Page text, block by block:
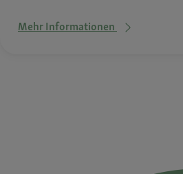
Mehr Informationen